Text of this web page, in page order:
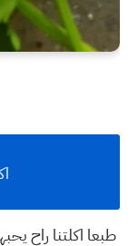
طبعا اكلتنا راح